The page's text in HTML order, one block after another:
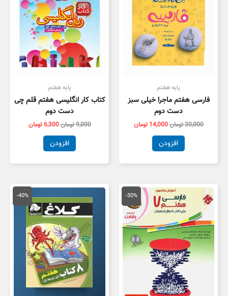
پایه هفتم
فارسی هفتم ماجرا خیلی سبز
دست دوم
20,000تومان14,000 تومان
افزودن
پایه هفتم
کتاب کار انگلیسی هفتم قلم چی
دست دوم
9,000تومان6,300تومان
افزودن
-30%
قیمت
اصلی
23,500 تومان
بود.
قیمت
فعلی
است.
-40%
قیمت
اصلی
39,000 تومان
بود.
قیمت
فعلی